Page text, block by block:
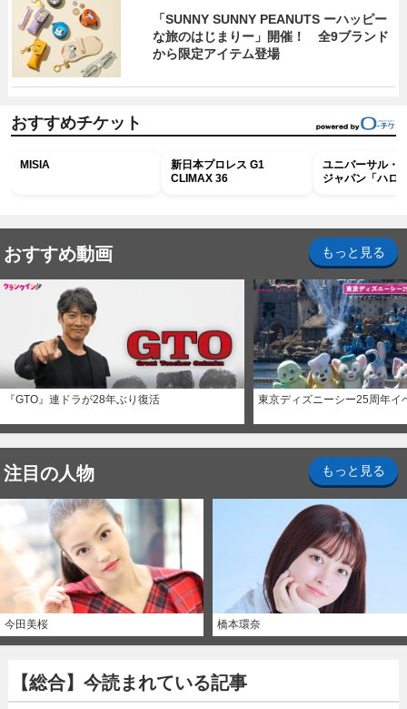
「SUNNY SUNNY PEANUTS ーハッピー
な旅のはじまりー」開催！ 全9ブランド
から限定アイテム登場
おすすめチケット
MISIA
新日本プロレス G1
CLIMAX 36
ユニバーサル・
ジャパン「ハロ
おすすめ動画 もっと見る
『GTO』連ドラが28年ぶり復活 東京ディズニーシー25周年イ
注目の人物 もっと見る
今田美桜 橋本環奈
【総合】今読まれている記事